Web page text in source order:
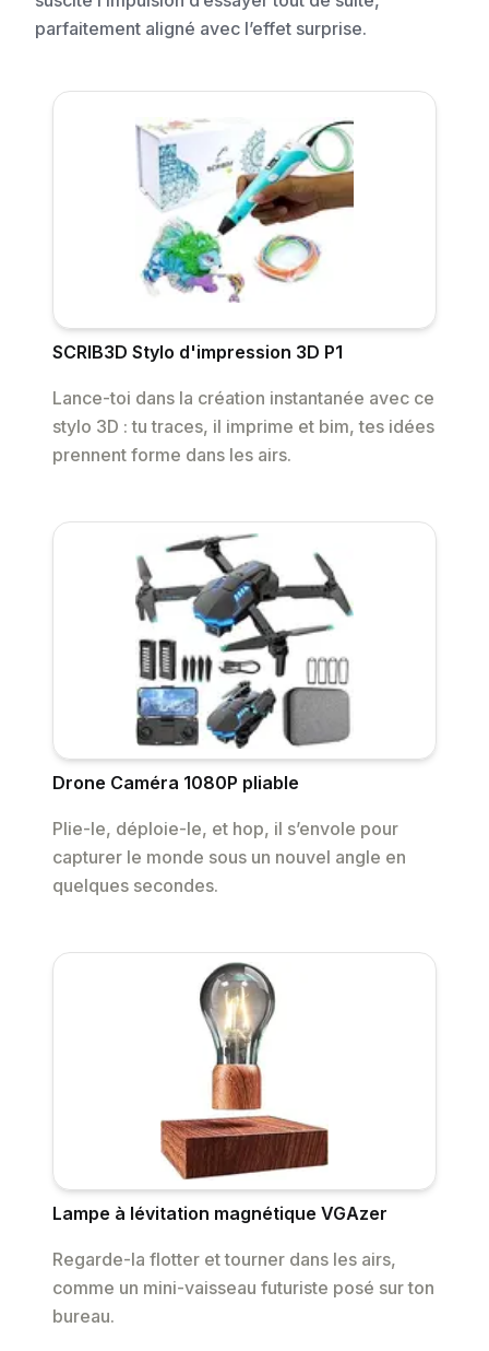
parfaitement aligné avec l’effet surprise.
SCRIB3D Stylo d'impression 3D P1
Lance-toi dans la création instantanée avec ce
stylo 3D : tu traces, il imprime et bim, tes idées
prennent forme dans les airs.
Drone Caméra 1080P pliable
Plie-le, déploie-le, et hop, il s’envole pour
capturer le monde sous un nouvel angle en
quelques secondes.
Lampe à lévitation magnétique VGAzer
Regarde-la flotter et tourner dans les airs,
comme un mini-vaisseau futuriste posé sur ton
bureau.